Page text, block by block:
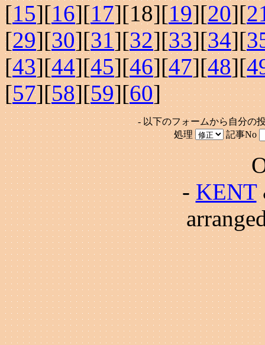
[15][16][17][18][19][20][
[29][30][31][32][33][34][
[43][44][45][46][47][48][
[57][58][59][60]
- 以下のフォームから自分の
処理
記事No
-KENT